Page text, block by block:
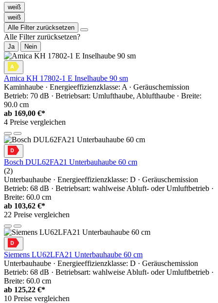
weiß
weiß
Alle Filter zurücksetzen
Alle Filter zurücksetzen?
Ja Nein
Amica KH 17802-1 E Inselhaube 90 sm
Kaminhaube · Energieeffizienzklasse: A · Geräuschemission
Betrieb: 70 dB · Betriebsart: Umlufthaube, Ablufthaube · Breite:
90.0 cm
ab 169,00 €*
4 Preise vergleichen
Bosch DUL62FA21 Unterbauhaube 60 cm
(2)
Unterbauhaube · Energieeffizienzklasse: D · Geräuschemission
Betrieb: 68 dB · Betriebsart: wahlweise Abluft- oder Umluftbetrieb ·
Breite: 60.0 cm
ab 103,62 €*
22 Preise vergleichen
Siemens LU62LFA21 Unterbauhaube 60 cm
Unterbauhaube · Energieeffizienzklasse: D · Geräuschemission
Betrieb: 68 dB · Betriebsart: wahlweise Abluft- oder Umluftbetrieb ·
Breite: 60.0 cm
ab 125,22 €*
10 Preise vergleichen